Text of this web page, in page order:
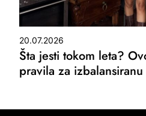
20.07.2026
Šta jesti tokom leta?
pravila za